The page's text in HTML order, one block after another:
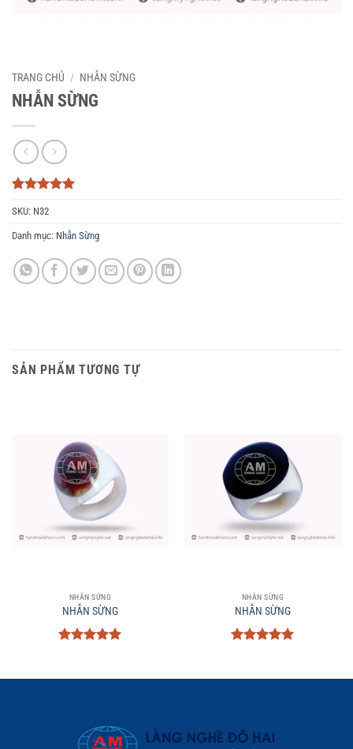
TRANG CHỦ / NHẪN SỪNG
NHẪN SỪNG
5trên 5
dựa trên
3
đánh giá
SKU: N32
Danh mục: Nhẫn Sừng
SẢN PHẨM TƯƠNG TỰ
NHẪN SỪNG
NHẪN SỪNG
sao
NHẪN SỪNG
NHẪN SỪNG
sao